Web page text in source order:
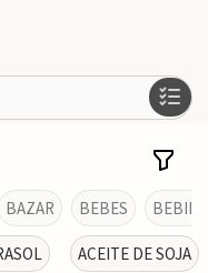
BAZAR BEBES
ACEITE DE SOJA